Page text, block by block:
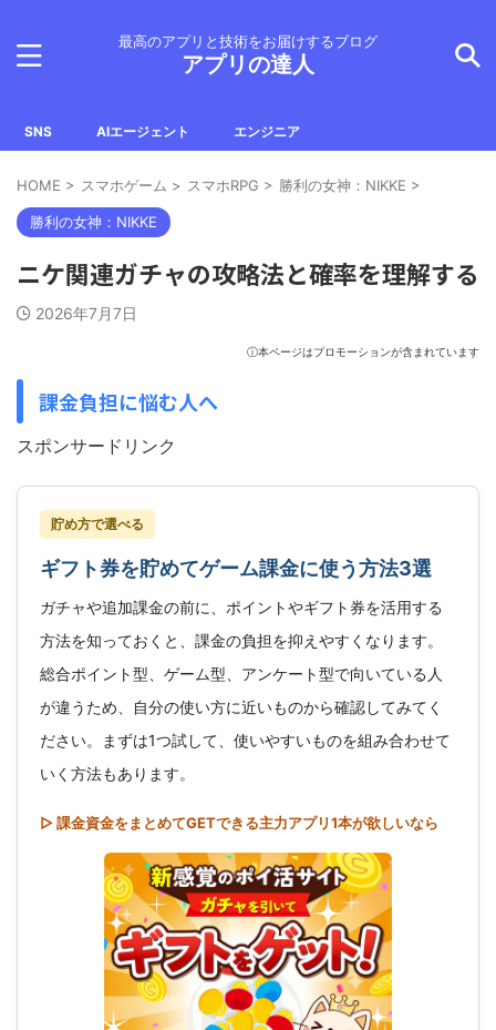
最高のアプリと技術をお届けするブログ
アプリの達人
SNS AIエージェント エンジニア
HOME > スマホゲーム > スマホRPG > 勝利の女神：NIKKE >
勝利の女神：NIKKE
ニケ関連ガチャの攻略法と確率を理解する
2026年7月7日
ⓘ本ページはプロモーションが含まれています
課金負担に悩む人へ
スポンサードリンク
貯め方で選べる
ギフト券を貯めてゲーム課金に使う方法3選
ガチャや追加課金の前に、ポイントやギフト券を活用する
方法を知っておくと、課金の負担を抑えやすくなります。
総合ポイント型、ゲーム型、アンケート型で向いている人
が違うため、自分の使い方に近いものから確認してみてく
ださい。まずは1つ試して、使いやすいものを組み合わせて
いく方法もあります。
▷ 課金資金をまとめてGETできる主力アプリ1本が欲しいなら